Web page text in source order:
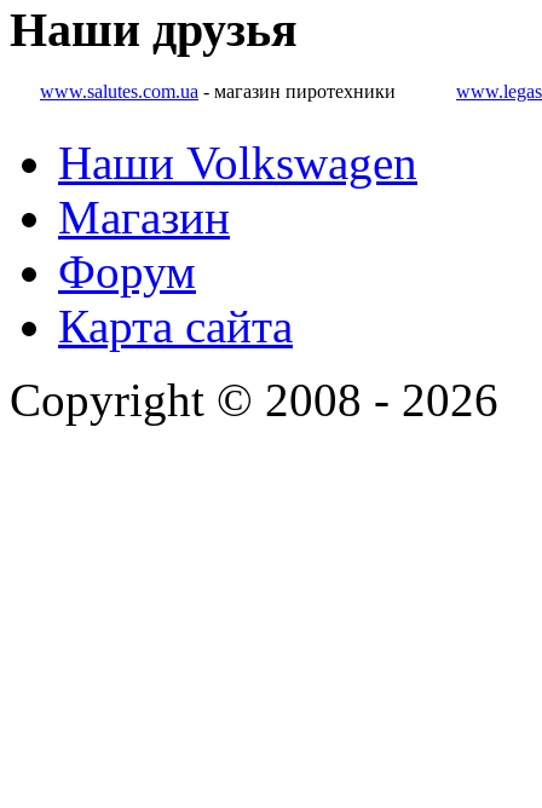
Наши друзья
www.salutes.com.ua - магазин пиротехники
Наши Volkswagen
Магазин
Форум
Карта сайта
Copyright © 2008 - 2026